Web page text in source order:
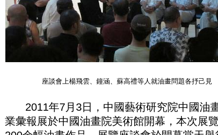
座談會上楊飛雲、鐘涵、蘇高禮等人就油畫問題各抒己見
2011年7月3日，中國藝術研究院中國油
業彙報展於中國油畫院美術館開幕，本次展